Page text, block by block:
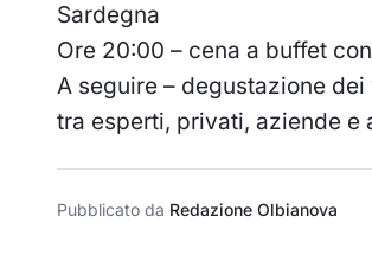
Sardegna
Ore 20:00 – cena a buffet
A seguire – degustazione
tra esperti, privati, aziende e
Pubblicato da Redazione Olbianova